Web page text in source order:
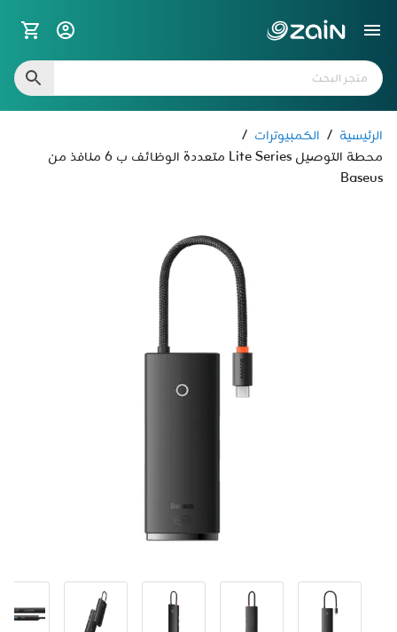
الرئيسية / الكمبيوترات /
محطة التوصيل Lite Series متعددة الوظائف ب 6 منافذ من
Baseus